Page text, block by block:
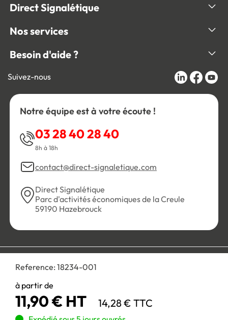
Reference: 18234-001
à partir de
11,90 € HT 14,28 € TTC
Direct Signalétique
Nos services
Besoin d'aide ?
Suivez-nous
Notre équipe est à votre écoute !
03 28 40 28 40
8h à 18h
contact@direct-signaletique.com
Direct Signalétique
Parc d'activités économiques de la Creule
59190 Hazebrouck
Personnaliser les cookies
Paiement 100% sécurisé :